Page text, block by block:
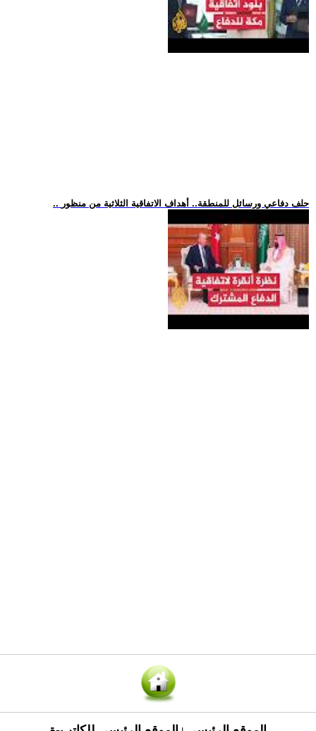
.. حلف دفاعي ورسائل للمنطقة.. أهداف الاتفاقية الثلاثية من منظور